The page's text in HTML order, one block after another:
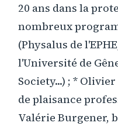
20 ans dans la
nombreux
(Physalus de
l'Université de
Society...) ; *
de plaisance
Valérie Burgener,